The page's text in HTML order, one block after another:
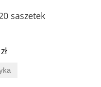
saszetek